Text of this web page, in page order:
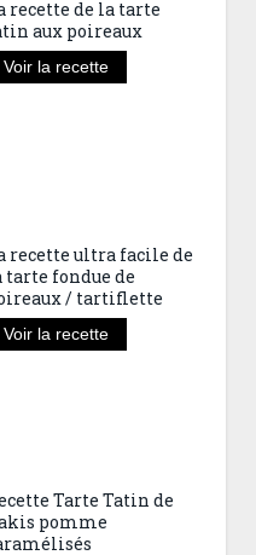
recette de la tarte
aux poireaux
Voir la recette
recette ultra facile de
tarte fondue de
/ tartiflette
Voir la recette
Tarte Tatin de
pomme